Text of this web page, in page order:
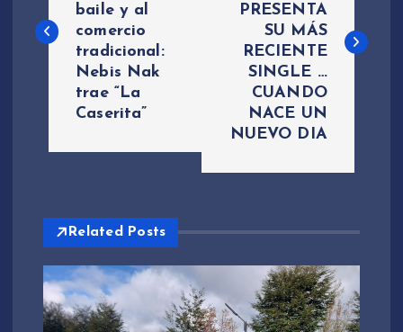
v
a
ó
baile y al
comercio
tradicional:
Nebis Nak
trae “La
Caserita”
PRESENTA
SU MÁS
RECIENTE
SINGLE …
CUANDO
NACE UN
NUEVO DIA
Related Posts